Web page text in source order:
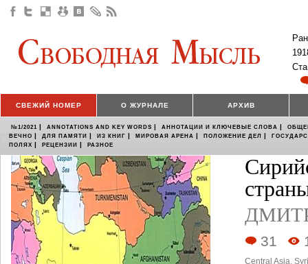
СВЕЖИЙ НОМЕР О ЖУРНАЛЕ АРХИВ
№1/2021 | ANNOTATIONS AND KEY WORDS | АННОТАЦИИ И КЛЮЧЕВЫЕ СЛОВА |
ВЕЧНО | ДЛЯ ПАМЯТИ | ИЗ КНИГ | МИРОВАЯ АРЕНА | ПОЛОЖЕНИЕ ДЕЛ |
ПОЛЯХ | РЕЦЕНЗИИ | РАЗНОЕ
31
Central Asia,